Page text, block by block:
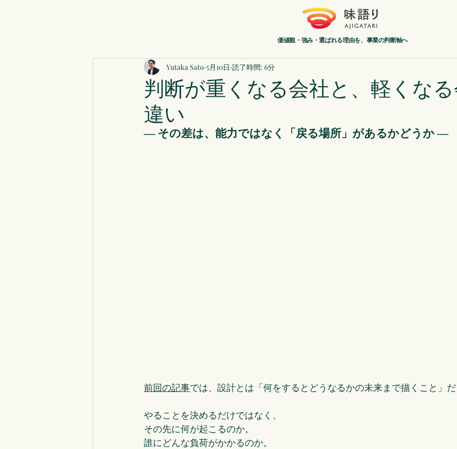
価値観・強み・選ばれる理由を、事業の判断軸へ
判断が重くなる会社と、軽くな
違い
Yutaka Sato 5月10日 読了時間: 6分
― その差は、能力ではなく「戻る場所」があるかどうか ―
前回の記事では、設計とは「何をするとどうなるかの未来まで描くこと」
やることを決めるだけではなく、
その先に何が起こるのか。
誰にどんな負荷がかかるのか。